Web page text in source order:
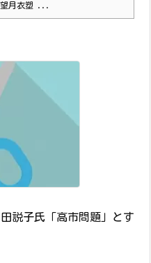
月衣塑 ...
説子氏「高市問題」とす